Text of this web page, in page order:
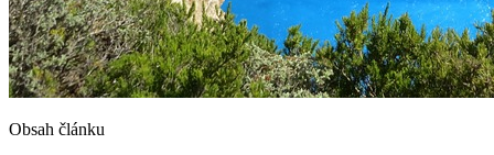
Obsah článku